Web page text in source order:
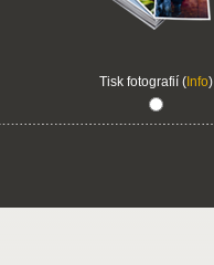
Tisk fotografií (Info)